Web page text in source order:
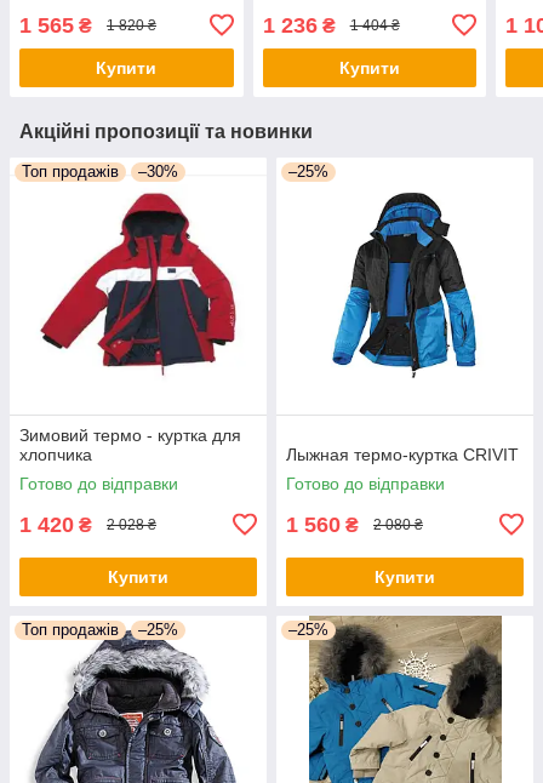
1 565 ₴ 1 820 ₴
Купити
1 236₴ 1 404 ₴
Купити
1
Акційні пропозиції та новинки
Топ продажів –30%
Зимовий термо - куртка для
хлопчика
Готово до відправки
1 420 ₴ 2 028 ₴
Купити
–25%
Лыжная термо-куртка CRIVIT
Готово до відправки
1 560 ₴ 2 080 ₴
Купити
Топ продажів –25% –25%